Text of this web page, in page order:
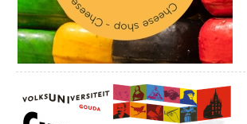
spannende
1,50). Gouda kan ook
ontdekt met Inspecteur
museumbende, een
die de VVV aanbiedt (€
ROMEINSE LIMES: WOERDEN KUNSTROUTE
Een mooie wandeling langs alle Romeinse
2014 in het kader van het Limissieproject zijn
vertrekt vanaf de Noordzijde van het station
locatie kun je met de route-app van IZI.travel
kunstwerk en de maker(s) te weten komen.
locaties is ook een klein filmpje te zien.